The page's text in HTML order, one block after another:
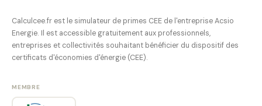
Calculcee.fr est le simulateur de primes CEE de l'entreprise Acsio
Energie. Il est accessible gratuitement aux professionnels,
entreprises et collectivités souhaitant bénéficier du dispositif des
certificats d'économies d'énergie (CEE).
MEMBRE